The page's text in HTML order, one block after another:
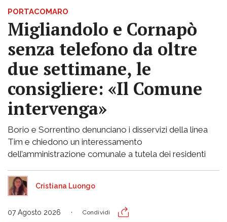
PORTACOMARO
Migliandolo e Cornapò
senza telefono da oltre
due settimane, le
consigliere: «Il Comune
intervenga»
Borio e Sorrentino denunciano i disservizi della linea
Tim e chiedono un interessamento
dell’amministrazione comunale a tutela dei residenti
Cristiana Luongo
07 Agosto 2026 Condividi